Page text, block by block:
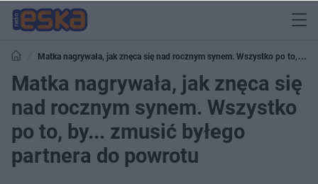
Matka nagrywała, jak znęca się nad rocznym synem. Wszystko po to, by...
zmusić byłego partnera do powrotu
Matka nagrywała, jak znęca się
nad rocznym synem. Wszystko
po to, by... zmusić byłego
partnera do powrotu